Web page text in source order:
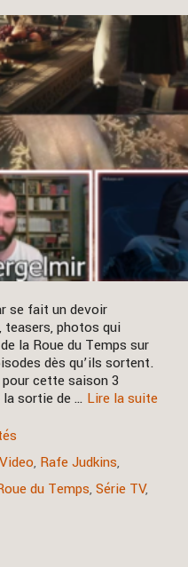
se fait un devoir
teasers, photos qui
la Roue du Temps sur
dès qu’ils sortent.
cette saison 3
sortie de … Lire la suite
, Rafe Judkins,
du Temps, Série TV,